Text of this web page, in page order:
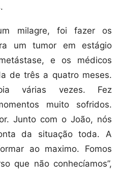
milagre, foi fazer os
um tumor em estágio
e os médicos
de três a quatro meses.
várias vezes. Fez
muito sofridos.
Junto com o João, nós
da situação toda. A
ao maximo. Fomos
que não conhecíamos”,